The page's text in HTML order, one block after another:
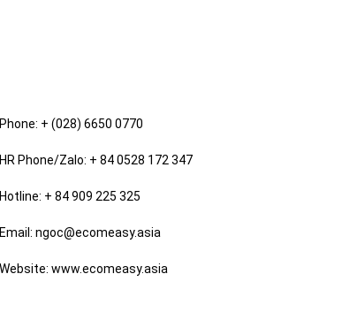
Phone: + (028) 6650 0770
HR Phone/Zalo: + 84 0528 172 347
Hotline: + 84 909 225 325
Email: ngoc@ecomeasy.asia
Website: www.ecomeasy.asia